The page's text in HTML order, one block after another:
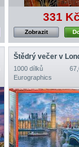
331 Kč
Zobrazit
Štědrý večer v
1000 dílků
Eurographics